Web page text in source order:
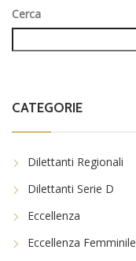
Cerca
CATEGORIE
Dilettanti Regionali
Dilettanti Serie D
Eccellenza
Eccellenza Femminile